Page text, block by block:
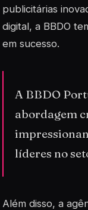
publicitárias
digital, a BBDO
em sucesso.
A BBDO
abordagem
líderes no
Além disso, a